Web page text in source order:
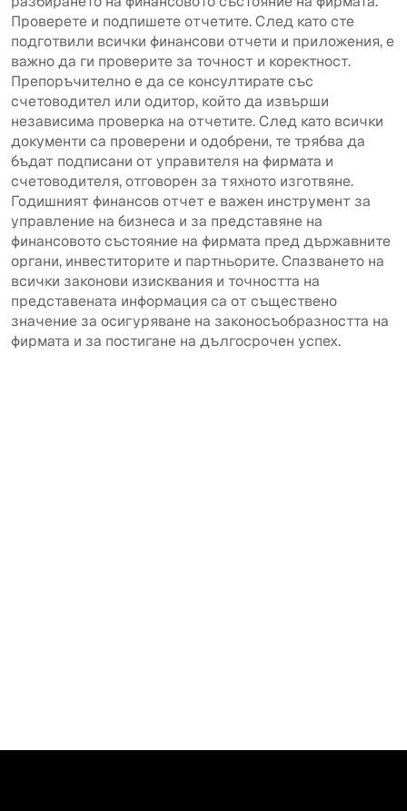
Проверете и подпишете отчетите. След като сте
подготвили всички финансови отчети и приложения, е
важно да ги проверите за точност и коректност.
Препоръчително е да се консултирате със
счетоводител или одитор, който да извърши
независима проверка на отчетите. След като всички
документи са проверени и одобрени, те трябва да
бъдат подписани от управителя на фирмата и
счетоводителя, отговорен за тяхното изготвяне.
Годишният финансов отчет е важен инструмент за
управление на бизнеса и за представяне на
финансовото състояние на фирмата пред държавните
органи, инвеститорите и партньорите. Спазването на
всички законови изисквания и точността на
представената информация са от съществено
значение за осигуряване на законосъобразността на
фирмата и за постигане на дългосрочен успех.